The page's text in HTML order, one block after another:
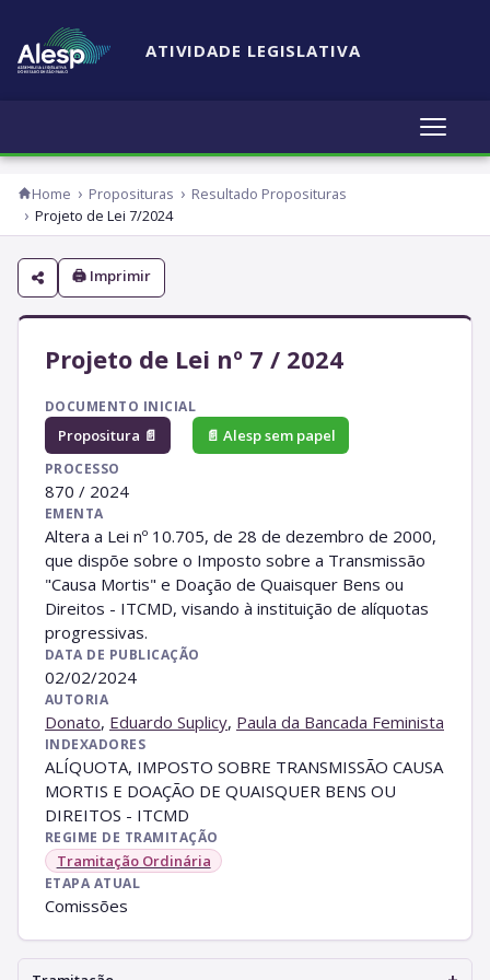
ATIVIDADE LEGISLATIVA
Home Proposituras
Resultado Proposituras
Projeto de Lei 7/2024
🖨 Imprimir
Projeto de Lei nº 7 / 2024
DOCUMENTO INICIAL
Propositura 📄 📄 Alesp sem papel
PROCESSO
870 / 2024
EMENTA
Altera a Lei nº 10.705, de 28 de dezembro de 2000,
que dispõe sobre o Imposto sobre a Transmissão
"Causa Mortis" e Doação de Quaisquer Bens ou
Direitos - ITCMD, visando à instituição de alíquotas
progressivas.
DATA DE PUBLICAÇÃO
02/02/2024
AUTORIA
Donato, Eduardo Suplicy, Paula da Bancada Feminista
INDEXADORES
ALÍQUOTA, IMPOSTO SOBRE TRANSMISSÃO CAUSA
MORTIS E DOAÇÃO DE QUAISQUER BENS OU
DIREITOS - ITCMD
REGIME DE TRAMITAÇÃO
Tramitação Ordinária
ETAPA ATUAL
Comissões